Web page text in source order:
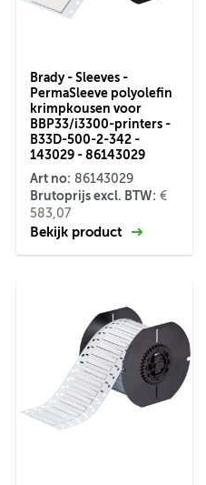
Brady - Sleeves -
PermaSleeve polyolefin
krimpkousen voor
BBP33/i3300-printers -
B33D-500-2-342 -
143029 - 86143029
Art no: 86143029
Brutoprijs excl. BTW: €
583,07
Bekijk product